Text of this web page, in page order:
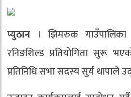
प्युठान । झिमरुक गाउँपालिका
रनिङशिल्ड प्रतियाेगिता सुरू
प्रतिनिधि सभा सदस्य सुर्य थापाले